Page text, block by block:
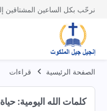
نرحّب بكل الساعين المشتاقين
الصفحة الرئيسية قراءات
كلمات الله اليومية:
كلمات الله اليومية:
اقتباس 4
اقتباس 5
اقتباس 6